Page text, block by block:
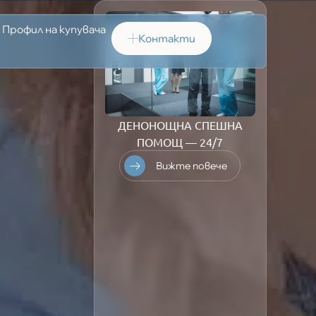
Профил на купувача
Контакти
ДЕНОНОЩНА СПЕШНА
ПОМОЩ — 24/7
Вижте повече